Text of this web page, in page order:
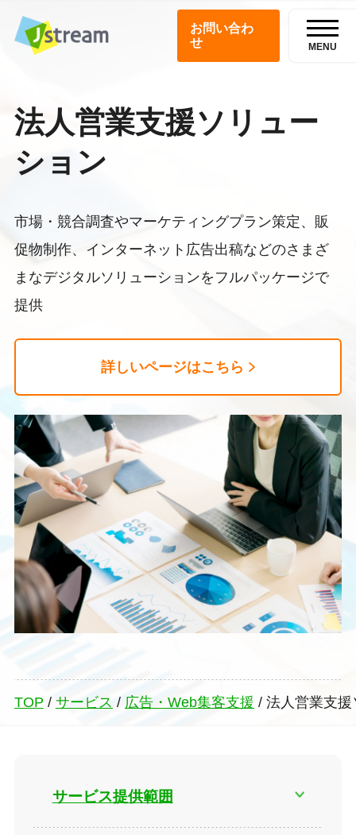
お問い合わ
せ
MENU
法人営業支援ソリュー
ション
市場・競合調査やマーケティングプラン策定、販
促物制作、インターネット広告出稿などのさまざ
まなデジタルソリューションをフルパッケージで
提供
詳しいページはこちら
TOP / サービス / 広告・Web集客支援 / 法人営業支
サービス提供範囲